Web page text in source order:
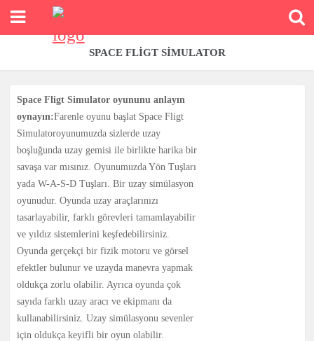
SPACE FLIGT SIMULATOR
Space Fligt Simulator oyununu anlayın
oynayın:Farenle oyunu başlat Space Fligt
Simulatoroyunumuzda sizlerde uzay
boşluğunda uzay gemisi ile birlikte harika bir
savaşa var mısınız. Oyunumuzda Yön Tuşları
yada W-A-S-D Tuşları. Bir uzay simülasyon
oyunudur. Oyunda uzay araçlarınızı
tasarlayabilir, farklı görevleri tamamlayabilir
ve yıldız sistemlerini keşfedebilirsiniz.
Oyunda gerçekçi bir fizik motoru ve görsel
efektler bulunur ve uzayda manevra yapmak
oldukça zorlu olabilir. Ayrıca oyunda çok
sayıda farklı uzay aracı ve ekipmanı da
kullanabilirsiniz. Uzay simülasyonu sevenler
için oldukça keyifli bir oyun olabilir.